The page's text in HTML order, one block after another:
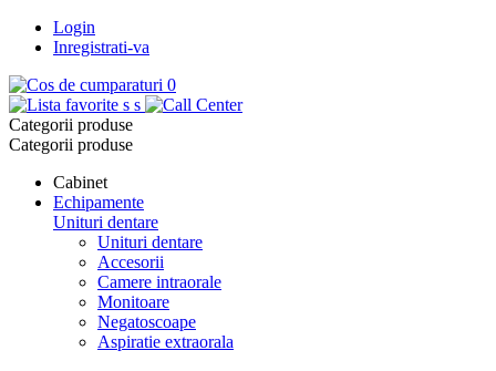
Login
Inregistrati-va
0
s s
Categorii produse
Categorii produse
Cabinet
Echipamente
Unituri dentare
Unituri dentare
Accesorii
Camere intraorale
Monitoare
Negatoscoape
Aspiratie extraorala